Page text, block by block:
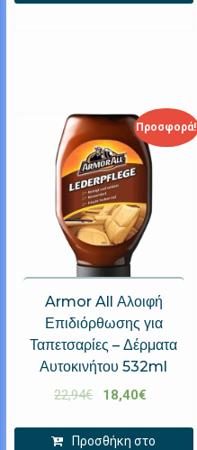
Προσφορά!
Armor All Αλοιφή
Επιδιόρθωσης για
Ταπετσαρίες – Δέρματα
Αυτοκινήτου 532ml
22,94€ 18,40€
Προσθήκη στο